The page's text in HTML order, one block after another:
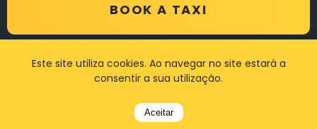
BOOK A TAXI
Este site utiliza cookies. Ao navegar no site estará a
consentir a sua utilização.
Aceitar